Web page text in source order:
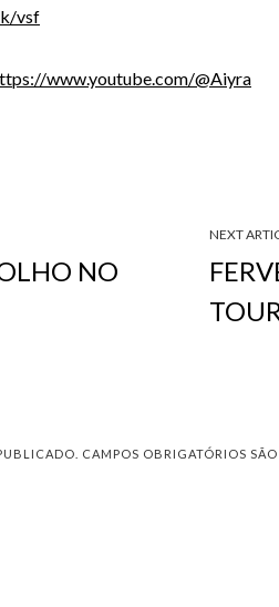
vsf
www.youtube.com/@Aiyra
NO
NEXT
CAMPOS OBRIGATÓRIOS